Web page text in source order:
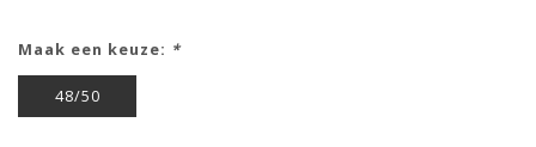
Maak een keuze: *
48/50